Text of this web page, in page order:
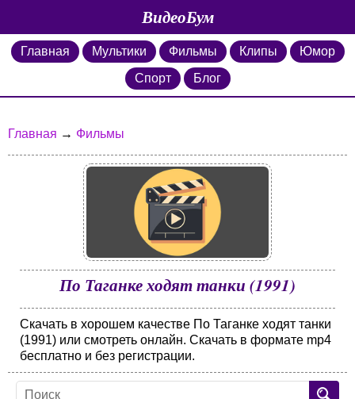
ВидеоБум
Главная Мультики Фильмы Клипы
Юмор
Спорт
Блог
Главная → Фильмы
По Таганке ходят танки (1991)
Скачать в хорошем качестве По Таганке ходят танки
(1991) или смотреть онлайн. Скачать в формате mp4
бесплатно и без регистрации.